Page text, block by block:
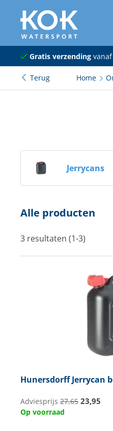
naar hoofdinhoud
Navigatie
Dekuitrusting
Elektra
Kleding en
Kajuit en kombuis
Techniek en motor
Boten,
Meubels en
Gratis verzendingvanaf
Terug Home
Jerrycans
Alle producten
3 resultaten (1-3)
HunersdorffJerrycan
Adviesprijs27,65 23,95
Op voorraad